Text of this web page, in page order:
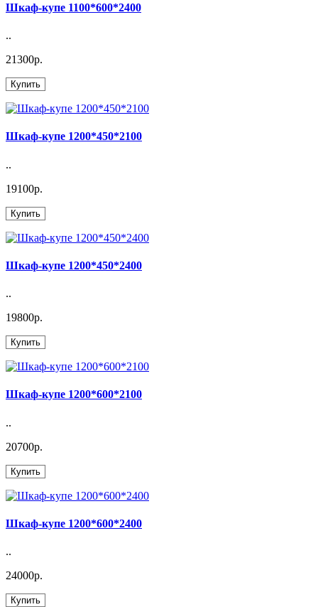
Шкаф-купе 1100*600*2400
..
21300р.
Купить
Шкаф-купе 1200*450*2100
..
19100р.
Купить
Шкаф-купе 1200*450*2400
..
19800р.
Купить
Шкаф-купе 1200*600*2100
..
20700р.
Купить
Шкаф-купе 1200*600*2400
..
24000р.
Купить